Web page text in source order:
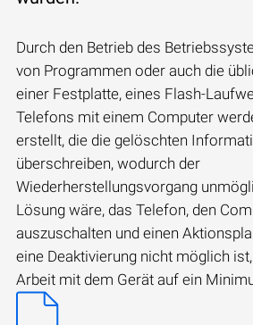
Durch den Betrieb des
von Programmen oder auch die
einer Festplatte, eines Flash-
Telefons mit einem Computer
erstellt, die die gelöschten
überschreiben, wodurch der
Wiederherstellungsvorgang
Lösung wäre, das Telefon, den
auszuschalten und einen
eine Deaktivierung nicht möglich
Arbeit mit dem Gerät auf ein